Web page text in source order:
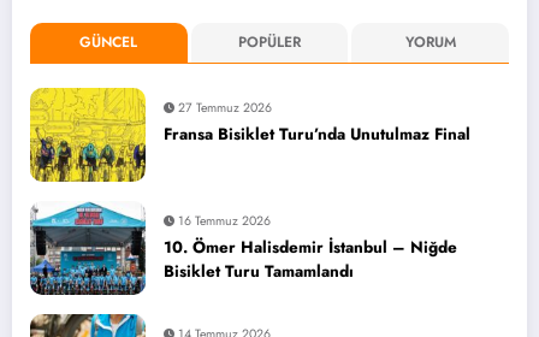
GÜNCEL POPÜLER YORUM
27 Temmuz 2026
Fransa Bisiklet Turu’nda Unutulmaz Final
16 Temmuz 2026
10. Ömer Halisdemir İstanbul – Niğde
Bisiklet Turu Tamamlandı